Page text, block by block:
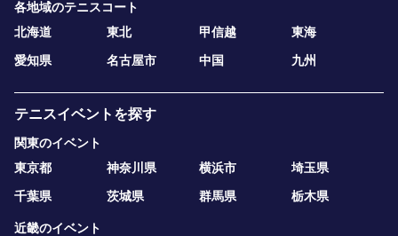
各地域のテニスコート
北海道
東北 甲信越
東海
愛知県
名古屋市 中国 九州
テニスイベントを探す
関東のイベント
東京都
神奈川県 横浜市
埼玉県
千葉県
茨城県 群馬県 栃木県
近畿のイベント